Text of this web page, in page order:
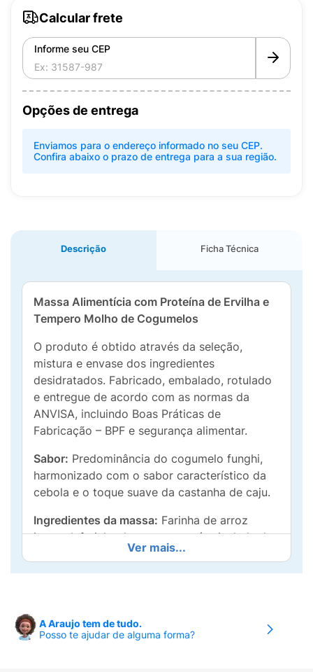
Calcular frete
Informe seu CEP
Opções de entrega
Enviamos para o endereço informado no seu CEP.
Confira abaixo o prazo de entrega para a sua região.
Descrição Ficha Técnica
Massa Alimentícia com Proteína de Ervilha e
Tempero Molho de Cogumelos
O produto é obtido através da seleção,
mistura e envase dos ingredientes
desidratados. Fabricado, embalado, rotulado
e entregue de acordo com as normas da
ANVISA, incluindo Boas Práticas de
Fabricação – BPF e segurança alimentar.
Sabor: Predominância do cogumelo funghi,
harmonizado com o sabor característico da
cebola e o toque suave da castanha de caju.
Ingredientes da massa: Farinha de arroz
integral, farinha de arroz, proteína isolada de
ervilha, fécula de mandioca, goma xantana e
goma guar.
isolada de ervilha, cebola desidratada,
cogumelo funghi secchi, castanha de caju
Ver mais...
A Araujo tem de tudo.
Posso te ajudar de alguma forma?